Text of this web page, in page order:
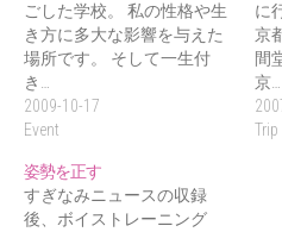
ごした学校。 私の性格や生
き方に多大な影響を与えた
場所です。 そして一生付
き…
2009-10-17
Event
に
京
間
京…
Trip
姿勢を正す
すぎなみニュースの収録
後、ボイストレーニング